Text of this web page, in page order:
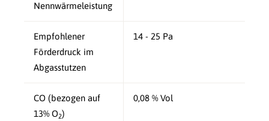
Nennwärmeleistung
Empfohlener
Förderdruck im
Abgasstutzen
14 - 25 Pa
CO (bezogen auf
13% O2)
0,08 % Vol